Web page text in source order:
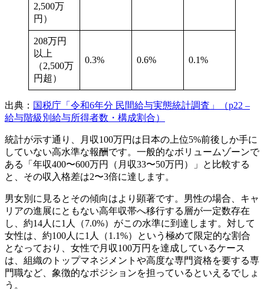
2,500万
円）
208万円
以上
（2,500万
円超）
0.3% 0.6% 0.1%
出典： 国税庁「令和6年分 民間給与実態統計調査」（p22 –
給与階級別給与所得者数・構成割合）
統計が示す通り、月収100万円は日本の上位5%前後しか手に
していない高水準な報酬です。一般的なボリュームゾーンで
ある「年収400〜600万円（月収33〜50万円）」と比較する
と、その収入格差は2〜3倍に達します。
男女別に見るとその傾向はより顕著です。男性の場合、キャ
リアの進展にともない高年収帯へ移行する層が一定数存在
し、約14人に1人（7.0%）がこの水準に到達します。対して
女性は、約100人に1人（1.1%）という極めて限定的な割合
となっており、女性で月収100万円を達成しているケース
は、組織のトップマネジメントや高度な専門資格を要する専
門職など、象徴的なポジションを担っているといえるでしょ
う。